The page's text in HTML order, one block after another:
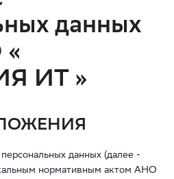
данных
ИТ »
данных (далее -
нормативным актом АНО